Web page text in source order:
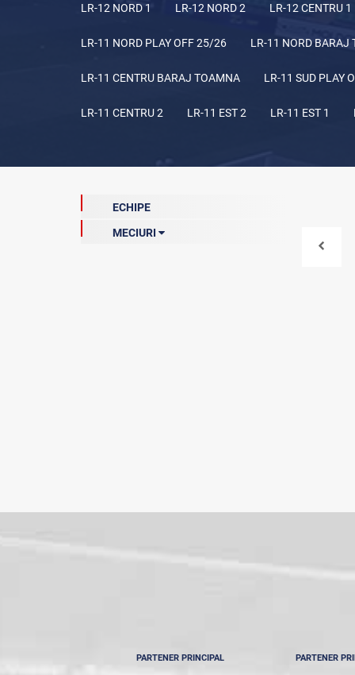
LR-12 NORD 1 LR-12 NORD 2 LR-12 CENTRU 1
LR-11 NORD PLAY OFF 25/26 LR-11 NORD BARAJ
LR-11 CENTRU BARAJ TOAMNA LR-11 SUD PLAY
LR-11 CENTRU 2 LR-11 EST 2 LR-11 EST 1
ECHIPE
MECIURI
PARTENER PRINCIPAL PARTENER